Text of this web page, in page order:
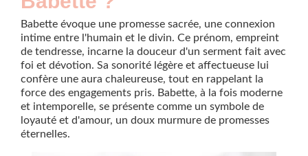
Babette évoque une promesse sacrée, une connexion
intime entre l'humain et le divin. Ce prénom, empreint
de tendresse, incarne la douceur d'un serment fait avec
foi et dévotion. Sa sonorité légère et affectueuse lui
confère une aura chaleureuse, tout en rappelant la
force des engagements pris. Babette, à la fois moderne
et intemporelle, se présente comme un symbole de
loyauté et d'amour, un doux murmure de promesses
éternelles.